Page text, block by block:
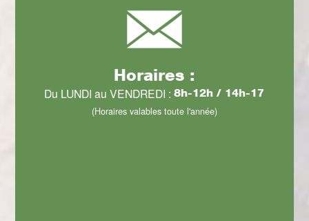
Horaires :
Du LUNDI au VENDREDI :8h-12h / 14h-17
(Horaires valables toute l'année)